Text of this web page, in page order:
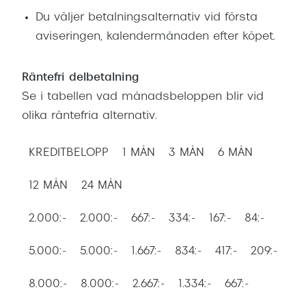
Du väljer betalningsalternativ vid första
aviseringen, kalendermånaden efter köpet.
Räntefri delbetalning
Se i tabellen vad månadsbeloppen blir vid
olika räntefria alternativ.
KREDITBELOPP 1 MÅN 3 MÅN 6 MÅN
12 MÅN 24 MÅN
2.000:- 2.000:- 667:- 334:- 167:- 84:-
5.000:- 5.000:- 1.667:- 834:- 417:- 209:-
8.000:- 8.000:- 2.667:- 1.334:- 667:-